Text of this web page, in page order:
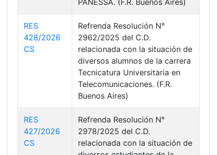
PANESSA. (F.R. Buenos Aires)
RES
428/2026
CS
Refrenda Resolución N°
2962/2025 del C.D.
relacionada con la situación de
diversos alumnos de la carrera
Tecnicatura Universitaria en
Telecomunicaciones. (F.R.
Buenos Aires)
RES
427/2026
CS
Refrenda Resolución N°
2978/2025 del C.D.
relacionada con la situación de